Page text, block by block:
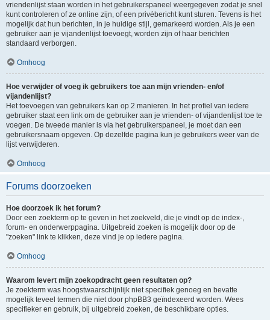
vriendenlijst staan worden in het gebruikerspaneel weergegeven zodat je snel
kunt controleren of ze online zijn, of een privébericht kunt sturen. Tevens is het
mogelijk dat hun berichten, in je huidige stijl, gemarkeerd worden. Als je een
gebruiker aan je vijandenlijst toevoegt, worden zijn of haar berichten
standaard verborgen.
Omhoog
Hoe verwijder of voeg ik gebruikers toe aan mijn vrienden- en/of
vijandenlijst?
Het toevoegen van gebruikers kan op 2 manieren. In het profiel van iedere
gebruiker staat een link om de gebruiker aan je vrienden- of vijandenlijst toe te
voegen. De tweede manier is via het gebruikerspaneel, je moet dan een
gebruikersnaam opgeven. Op dezelfde pagina kun je gebruikers weer van de
lijst verwijderen.
Omhoog
Forums doorzoeken
Hoe doorzoek ik het forum?
Door een zoekterm op te geven in het zoekveld, die je vindt op de index-,
forum- en onderwerppagina. Uitgebreid zoeken is mogelijk door op de
"zoeken" link te klikken, deze vind je op iedere pagina.
Omhoog
Waarom levert mijn zoekopdracht geen resultaten op?
Je zoekterm was hoogstwaarschijnlijk niet specifiek genoeg en bevatte
mogelijk teveel termen die niet door phpBB3 geïndexeerd worden. Wees
specifieker en gebruik, bij uitgebreid zoeken, de beschikbare opties.